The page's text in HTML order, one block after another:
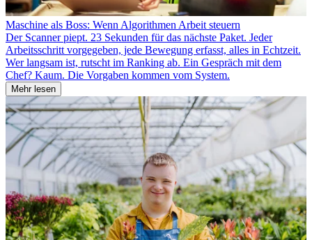
Maschine als Boss: Wenn Algorithmen Arbeit steuern
Der Scanner piept. 23 Sekunden für das nächste Paket. Jeder
Arbeitsschritt vorgegeben, jede Bewegung erfasst, alles in Echtzeit.
Wer langsam ist, rutscht im Ranking ab. Ein Gespräch mit dem
Chef? Kaum. Die Vorgaben kommen vom System.
Mehr lesen